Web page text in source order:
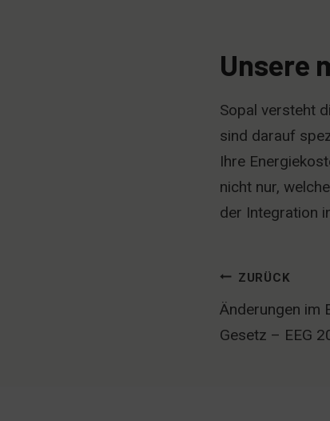
Unsere
Sopal versteht
sind darauf
Ihre
nicht nur,
der Integration
Beitrags-
ZURÜCK
Änderungen im
Gesetz – EEG